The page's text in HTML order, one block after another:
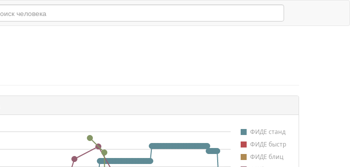
ФИДЕ станд
ФИДЕ быстр
ФИДЕ блиц